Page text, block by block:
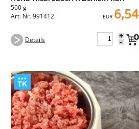
500 g
Art. Nr. 991412
EUR 6,54
Details +
-